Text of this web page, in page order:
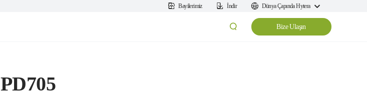
Bayilerimiz İndir Dünya Çapında Hytera
Bize Ulaşın
PD705